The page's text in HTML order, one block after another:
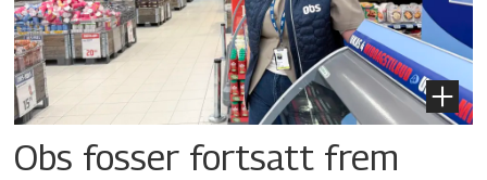
Obs fosser fortsatt frem